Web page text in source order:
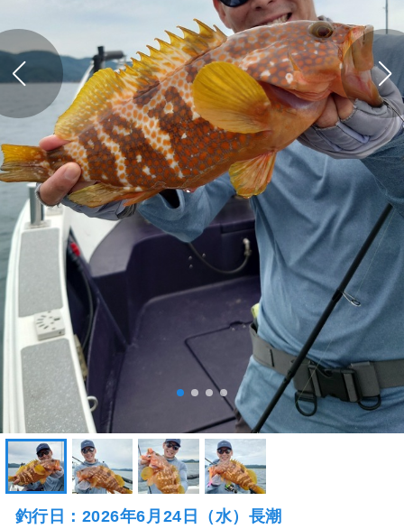
釣行日：2026年6月24日（水）長潮